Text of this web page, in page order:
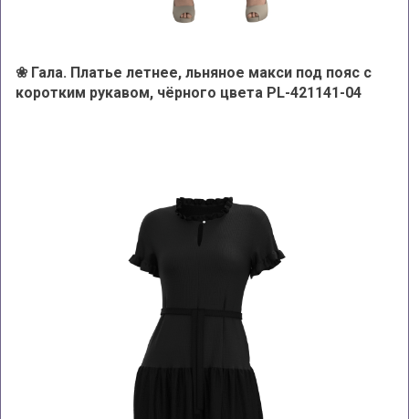
❀ Гала. Платье летнее, льняное макси под пояс с
коротким рукавом, чёрного цвета PL-421141-04